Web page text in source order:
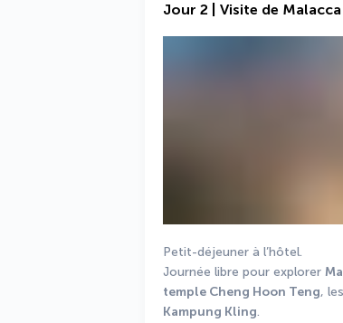
Jour 2 | Visite de Malacca
Petit-déjeuner à l’hôtel.
Journée libre pour explorer
temple Cheng Hoon Teng,
Kampung Kling.